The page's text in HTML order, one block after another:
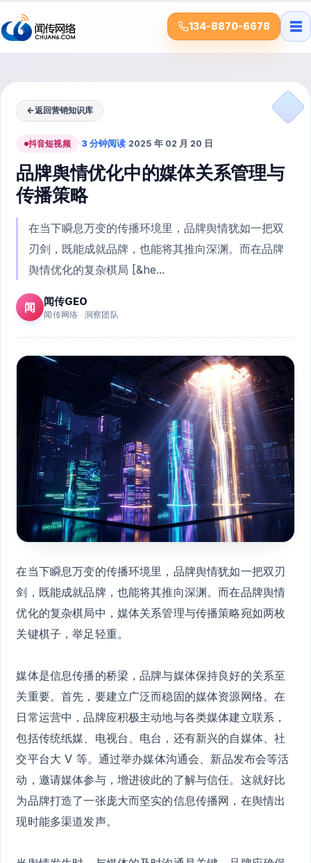
134-8870-6678 ☰
←返回营销知识库
抖音短视频 ·3 分钟阅读·2025 年 02 月 20 日
品牌舆情优化中的媒体关系管理与
传播策略
在当下瞬息万变的传播环境里，品牌舆情犹如一把双
刃剑，既能成就品牌，也能将其推向深渊。而在品牌
舆情优化的复杂棋局 [&he...
闻 闻传GEO
闻传网络 · 洞察团队
在当下瞬息万变的传播环境里，品牌舆情犹如一把双刃
剑，既能成就品牌，也能将其推向深渊。而在品牌舆情
优化的复杂棋局中，媒体关系管理与传播策略宛如两枚
关键棋子，举足轻重。
媒体是信息传播的桥梁，品牌与媒体保持良好的关系至
关重要。首先，要建立广泛而稳固的媒体资源网络。在
日常运营中，品牌应积极主动地与各类媒体建立联系，
包括传统纸媒、电视台、电台，还有新兴的自媒体、社
交平台大 V 等。通过举办媒体沟通会、新品发布会等活
动，邀请媒体参与，增进彼此的了解与信任。这就好比
为品牌打造了一张庞大而坚实的信息传播网，在舆情出
现时能多渠道发声。